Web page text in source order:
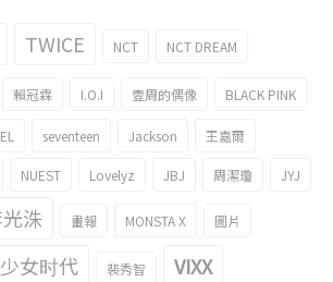
TWICE NCT NCT DREAM
賴冠霖 I.O.I 壹周的偶像 BLACK PINK
seventeen Jackson 王嘉爾
NUEST Lovelyz JBJ 周潔瓊 JYJ
洙 畫報 MONSTA X 圖片
少女时代 裴秀智 VIXX